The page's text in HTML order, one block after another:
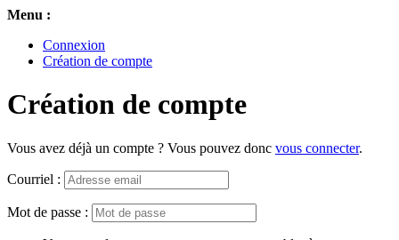
Menu :
Connexion
Création de compte
Création de compte
Vous avez déjà un compte ? Vous pouvez donc vous connecter.
Courriel :
Mot de passe :